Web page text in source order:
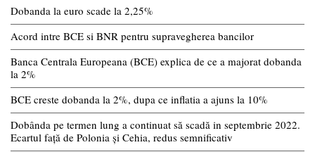
Dobanda la euro scade la 2,25%
Acord intre BCE si BNR pentru supravegherea bancilor
Banca Centrala Europeana (BCE) explica de ce a majorat dobanda
la 2%
BCE creste dobanda la 2%, dupa ce inflatia a ajuns la 10%
Dobânda pe termen lung a continuat să scadă in septembrie 2022.
Ecartul față de Polonia și Cehia, redus semnificativ